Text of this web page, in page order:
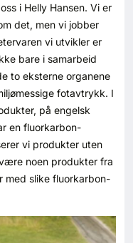
i Helly Hansen. Vi er
det, men vi jobber
vi utvikler er
bare i samarbeid
to eksterne organene
fotavtrykk. I
på engelsk
en fluorkarbon-
vi produkter uten
noen produkter fra
med slike fluorkarbon-